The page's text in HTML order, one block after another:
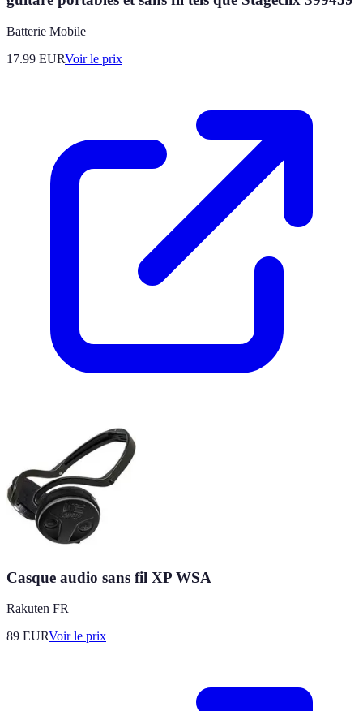
Batterie Mobile
17.99 EURVoir le prix
Casque audio sans fil XP WSA
Rakuten FR
89 EURVoir le prix